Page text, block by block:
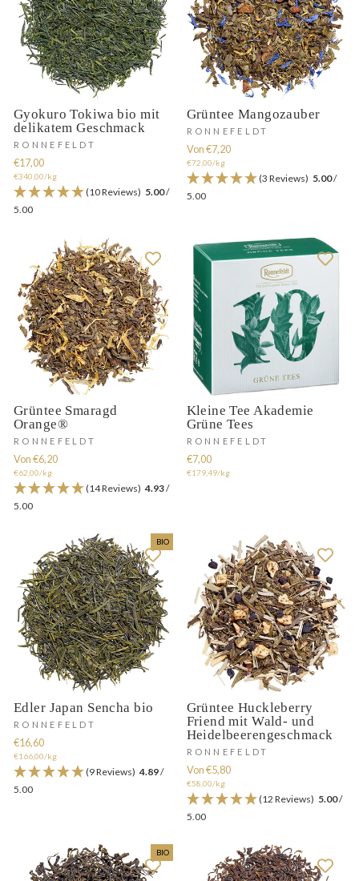
Gyokuro Tokiwa bio mit
delikatem Geschmack
RONNEFELDT
€17,00
€340,00/kg
(10 Reviews) 5.00/
5.00
Grüntee Mangozauber
RONNEFELDT
Von €7,20
€72,00/kg
(3 Reviews) 5.00/
5.00
Grüntee Smaragd
Orange®
RONNEFELDT
Von €6,20
€62,00/kg
(14 Reviews) 4.93/
5.00
Kleine Tee Akademie
Grüne Tees
RONNEFELDT
€7,00
€179,49/kg
BIO
Edler Japan Sencha bio
RONNEFELDT
€16,60
€166,00/kg
(9 Reviews) 4.89/
5.00
Grüntee Huckleberry
Friend mit Wald- und
Heidelbeerengeschmack
RONNEFELDT
Von €5,80
€58,00/kg
(12 Reviews) 5.00/
5.00
BIO